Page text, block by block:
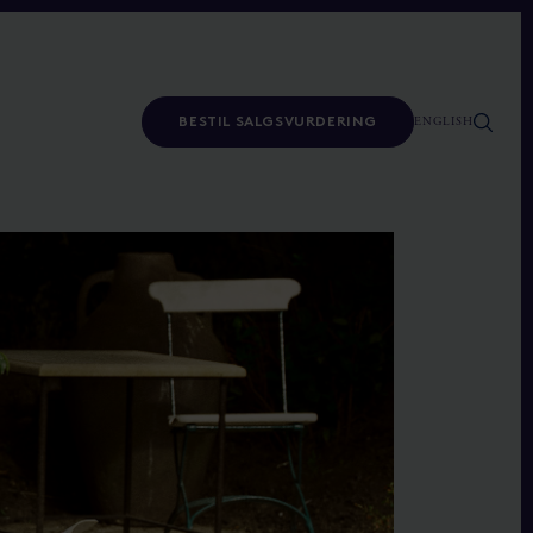
BESTIL SALGSVURDERING ENGLISH